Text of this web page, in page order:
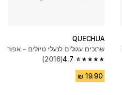
QUECHUA
שרוכים עגולים לנעלי טיולים - אפור
4.7
4.7 out of 5 stars from 2016 reviews
(2016)